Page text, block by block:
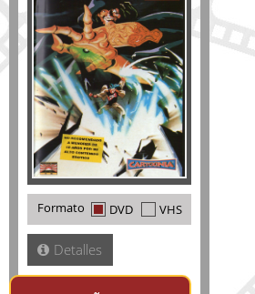
Formato DVD VHS
Detalles